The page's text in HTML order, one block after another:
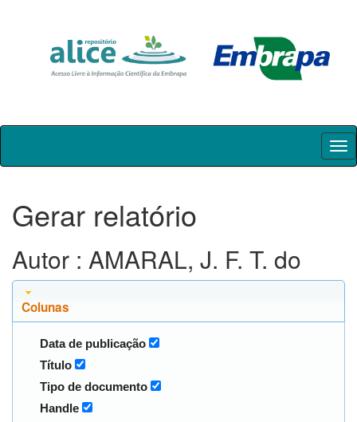
Skip
Gerar relatório
Autor : AMARAL, J. F. T. do
Colunas
Data de publicação
Título
Tipo de documento
Handle